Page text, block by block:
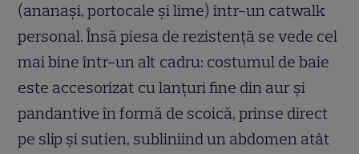
(ananași, portocale și lime) într-un catwalk
personal. Însă piesa de rezistență se vede cel
mai bine într-un alt cadru: costumul de baie
este accesorizat cu lanțuri fine din aur și
pandantive în formă de scoică, prinse direct
pe slip și sutien, subliniind un abdomen atât